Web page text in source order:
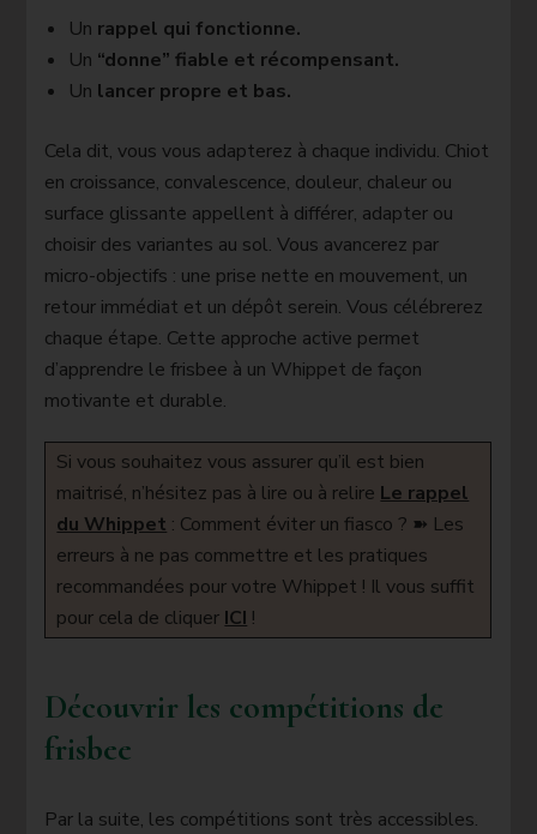
Un rappel qui fonctionne.
Un “donne” fiable et récompensant.
Un lancer propre et bas.
Cela dit, vous vous adapterez à chaque individu. Chiot
en croissance, convalescence, douleur, chaleur ou
surface glissante appellent à différer, adapter ou
choisir des variantes au sol. Vous avancerez par
micro-objectifs : une prise nette en mouvement, un
retour immédiat et un dépôt serein. Vous célébrerez
chaque étape. Cette approche active permet
d’apprendre le frisbee à un Whippet de façon
motivante et durable.
Si vous souhaitez vous assurer qu’il est bien
maitrisé, n’hésitez pas à lire ou à relire Le rappel
du Whippet : Comment éviter un fiasco ? ➽ Les
erreurs à ne pas commettre et les pratiques
recommandées pour votre Whippet ! Il vous suffit
pour cela de cliquer ICI !
Découvrir les compétitions de
frisbee
Par la suite, les compétitions sont très accessibles.